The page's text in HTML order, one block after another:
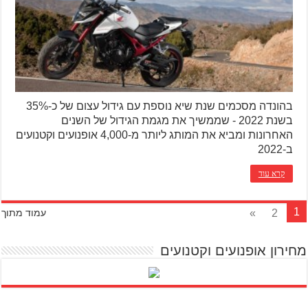
בהונדה מסכמים שנת שיא נוספת עם גידול עצום של כ-35%
בשנת 2022 - שממשיך את מגמת הגידול של השנים
האחרונות ומביא את המותג ליותר מ-4,000 אופנועים וקטנועים
ב-2022
קרא עוד
עמוד מתוך 1
2
»
מחירון אופנועים וקטנועים